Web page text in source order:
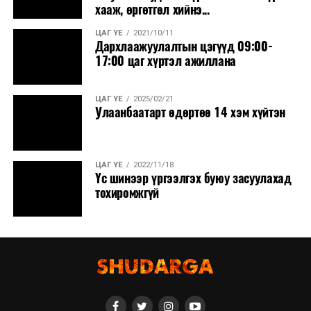
хааж, өргөтгөл хийнэ...
ЦАГ ҮЕ 2021/10/11
Дархлаажуулалтын цэгүүд 09:00-
17:00 цаг хүртэл ажиллана
ЦАГ ҮЕ 2025/02/21
Улаанбаатарт өдөртөө 14 хэм хүйтэн
ЦАГ ҮЕ 2022/11/18
Үс шинээр үргээлгэх буюу засуулахад
тохиромжгүй